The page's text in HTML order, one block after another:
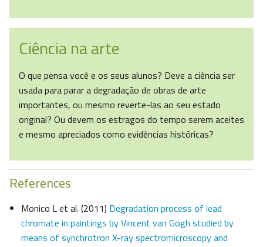
Ciência na arte
O que pensa você e os seus alunos? Deve a ciência ser
usada para parar a degradação de obras de arte
importantes, ou mesmo reverte-las ao seu estado
original? Ou devem os estragos do tempo serem aceites
e mesmo apreciados como evidências históricas?
References
Monico L et al. (2011) Degradation process of lead
chromate in paintings by Vincent van Gogh studied by
means of synchrotron X-ray spectromicroscopy and